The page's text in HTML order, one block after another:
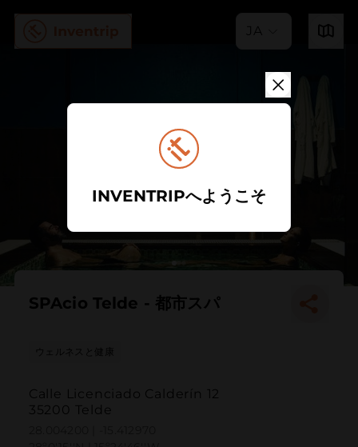
JA
SPAcio Telde - 都市スパ
ウェルネスと健康
Calle Licenciado Calderín 12
35200 Telde
INVENTRIPへようこそ